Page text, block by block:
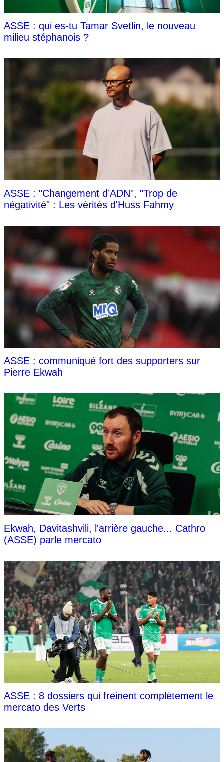
ASSE : qui es-tu Tamar Svetlin, le nouveau
milieu stéphanois ?
ASSE : "Changement d’ADN", "Trop de
négativité" : Les vérités d'Huss Fahmy
ASSE : communiqué fort des supporters sur
Pierre Ekwah
Ekwah, Davitashvili, l'arrière gauche... Cathro
(ASSE) parle mercato
ASSE : 8 dossiers qui freinent complètement le
mercato des Verts